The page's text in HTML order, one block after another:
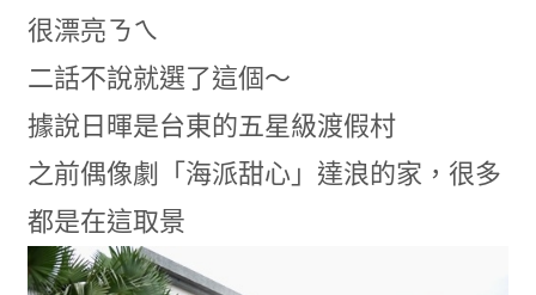
很漂亮ㄋㄟ
二話不說就選了這個～
據說日暉是台東的五星級渡假村
之前偶像劇「海派甜心」達浪的家，很多
都是在這取景